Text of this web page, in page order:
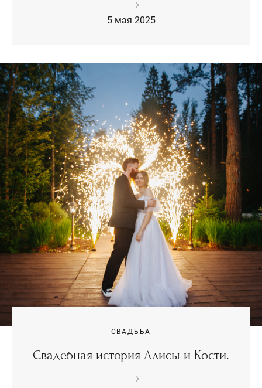
5 мая 2025
СВАДЬБА
Свадебная история Алисы и Кости.